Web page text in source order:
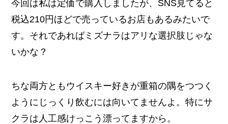
今回は私は定価で購入しましたが、SNS見てると
税込210円ほどで売っているお店もあるみたいで
す。それであればミズナラはアリな選択肢じゃな
いかな？
ちな両方ともウイスキー好きが重箱の隅をつつく
ようにじっくり飲むには向いてませんよ。特にサ
クラは人工感けっこう漂ってますから。